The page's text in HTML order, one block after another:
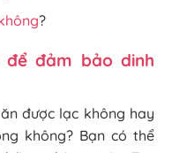
?
đảm bảo dinh
được lạc không hay
không? Bạn có thể